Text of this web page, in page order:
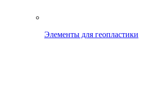
Элементы для геопластики